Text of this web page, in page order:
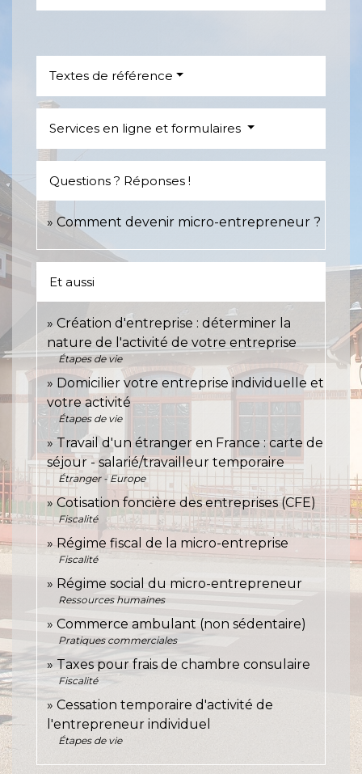
Textes de référence
Services en ligne et formulaires
Questions ? Réponses !
Comment devenir micro-entrepreneur ?
Et aussi
Création d'entreprise : déterminer la
nature de l'activité de votre entreprise
Étapes de vie
Domicilier votre entreprise individuelle et
votre activité
Étapes de vie
Travail d'un étranger en France : carte de
séjour - salarié/travailleur temporaire
Étranger - Europe
Cotisation foncière des entreprises (CFE)
Fiscalité
Régime fiscal de la micro-entreprise
Fiscalité
Régime social du micro-entrepreneur
Ressources humaines
Commerce ambulant (non sédentaire)
Pratiques commerciales
Taxes pour frais de chambre consulaire
Fiscalité
Cessation temporaire d'activité de
l'entrepreneur individuel
Étapes de vie